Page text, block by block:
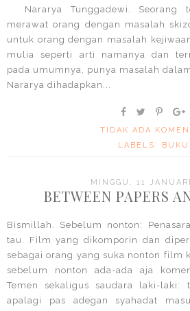
Nararya Tunggadewi.
merawat orang dengan masalah
untuk orang dengan masalah
mulia seperti arti namanya dan
pada umumnya, punya masalah
Nararya dihadapkan...
TIDAK ADA
LABELS: BUKU
MINGGU, 11
BETWEEN PAPERS
Bismillah. Sebelum nonton:
tau. Film yang dikomporin dan
sebagai orang yang suka nonton film
sebelum nonton ada-ada aja
Temen sekaligus saudara laki-laki:
apalagi pas adegan syahadat